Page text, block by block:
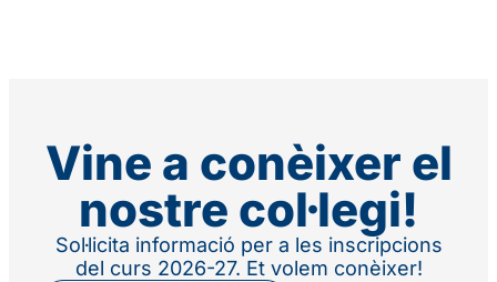
Vine a conèixer el
nostre col·legi!
Sol·licita informació per a les inscripcions
del curs 2026-27. Et volem conèixer!